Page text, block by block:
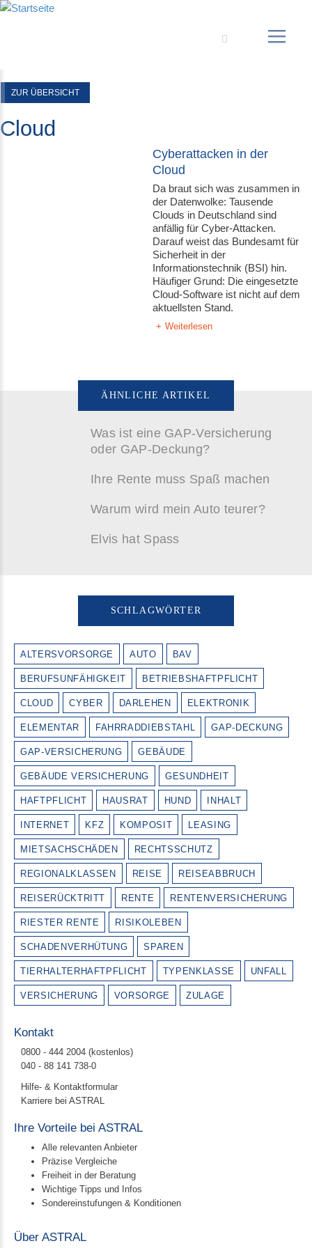
ZUR ÜBERSICHT
Cloud
Cyberattacken in der
Cloud
Da braut sich was zusammen in
der Datenwolke: Tausende
Clouds in Deutschland sind
anfällig für Cyber-Attacken.
Darauf weist das Bundesamt für
Sicherheit in der
Informationstechnik (BSI) hin.
Häufiger Grund: Die eingesetzte
Cloud-Software ist nicht auf dem
aktuellsten Stand.
Weiterlesen
ÄHNLICHE ARTIKEL
Was ist eine GAP-Versicherung
oder GAP-Deckung?
Ihre Rente muss Spaß machen
Warum wird mein Auto teurer?
Elvis hat Spass
SCHLAGWÖRTER
ALTERSVORSORGE AUTO BAV
BERUFSUNFÄHIGKEIT BETRIEBSHAFTPFLICHT
CLOUD CYBER DARLEHEN ELEKTRONIK
ELEMENTAR FAHRRADDIEBSTAHL GAP-DECKUNG
GAP-VERSICHERUNG GEBÄUDE
GEBÄUDE VERSICHERUNG GESUNDHEIT
HAFTPFLICHT HAUSRAT HUND INHALT
INTERNET KFZ KOMPOSIT LEASING
MIETSACHSCHÄDEN RECHTSSCHUTZ
REGIONALKLASSEN REISE REISEABBRUCH
REISERÜCKTRITT RENTE RENTENVERSICHERUNG
RIESTER RENTE RISIKOLEBEN
SCHADENVERHÜTUNG SPAREN
TIERHALTERHAFTPFLICHT TYPENKLASSE UNFALL
VERSICHERUNG VORSORGE ZULAGE
Kontakt
0800 - 444 2004 (kostenlos)
040 - 88 141 738-0
Hilfe- & Kontaktformular
Karriere bei ASTRAL
Ihre Vorteile bei ASTRAL
Alle relevanten Anbieter
Präzise Vergleiche
Freiheit in der Beratung
Wichtige Tipps und Infos
Sondereinstufungen & Konditionen
Über ASTRAL